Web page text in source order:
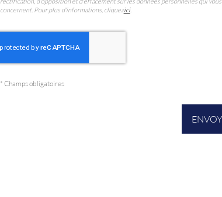
concernent. Pour plus d’informations, cliquezici.
* Champs obligatoires